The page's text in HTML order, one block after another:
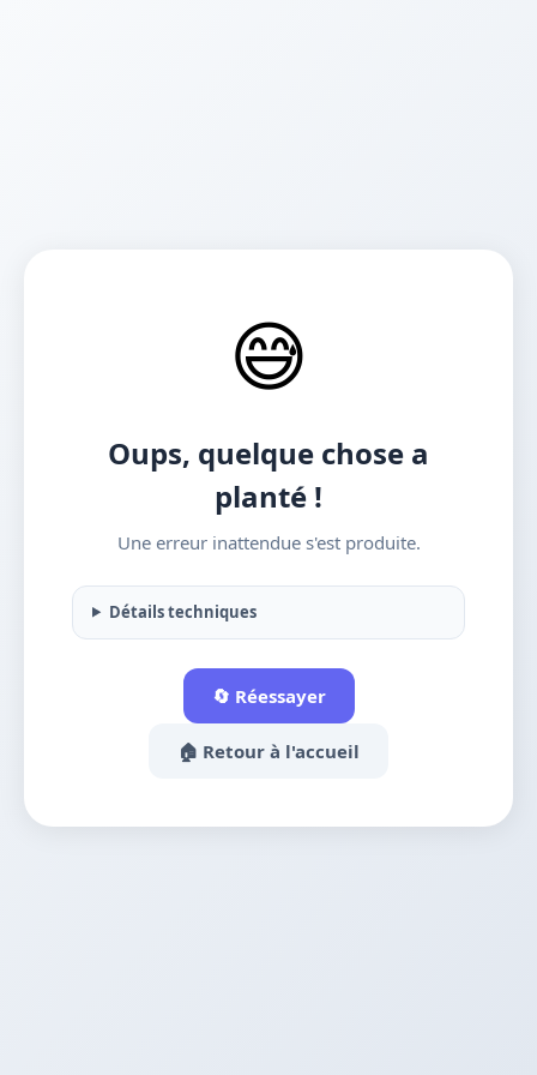
😅
Oups, quelque chose a
planté !
Une erreur inattendue s'est produite.
Détails techniques
🔄 Réessayer
🏠 Retour à l'accueil